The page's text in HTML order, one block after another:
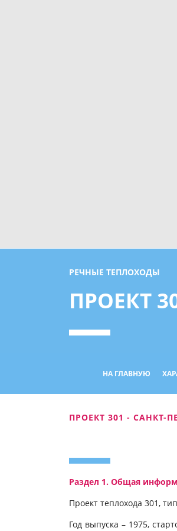
РЕЧНЫЕ ТЕПЛОХОДЫ
ПРОЕКТ
НА ГЛАВНУЮ
ПРОЕКТ 301 - САНКТ-
Раздел 1. Общая
Проект теплохода 301,
Год выпуска – 1975,